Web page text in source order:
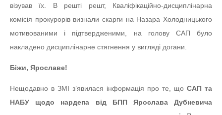
візував їх. В решті решт, Кваліфікаційно-дисциплінарна
комісія прокурорів визнали скарги на Назара Холодницького
мотивованими і підтвердженими, на голову САП було
накладено дисциплінарне стягнення у вигляді догани.
Біжи, Ярославе!
Нещодавно в ЗМІ з’явилася інформація про те, що САП та
НАБУ щодо нардепа від БПП Ярослава Дубневича